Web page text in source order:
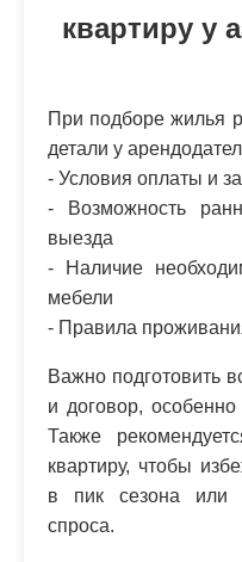
квартиру у
При подборе жилья
детали у
- Условия оплаты и
- Возможность
выезда
- Наличие
мебели
- Правила
Важно подготовить
и договор,
Также
квартиру, чтобы
в пик сезона или
спроса.